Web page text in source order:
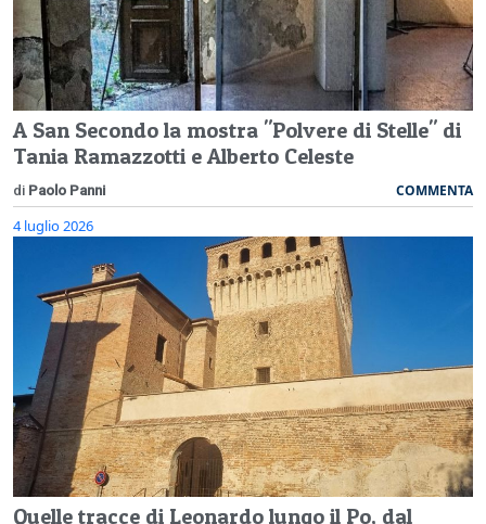
A San Secondo la mostra "Polvere di Stelle" di
Tania Ramazzotti e Alberto Celeste
di Paolo Panni COMMENTA
4 luglio 2026
Quelle tracce di Leonardo lungo il Po, dal